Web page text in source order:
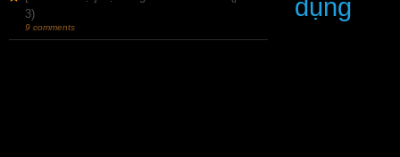
3)
9 comments
dụng